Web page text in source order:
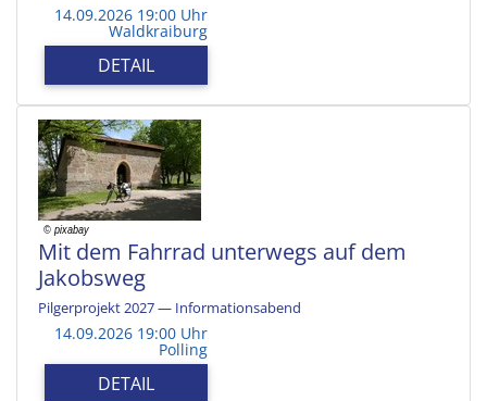
14.09.2026 19:00 Uhr
Waldkraiburg
DETAIL
Mit dem Fahrrad unterwegs auf dem
Jakobsweg
Pilgerprojekt 2027 — Informationsabend
14.09.2026 19:00 Uhr
Polling
DETAIL